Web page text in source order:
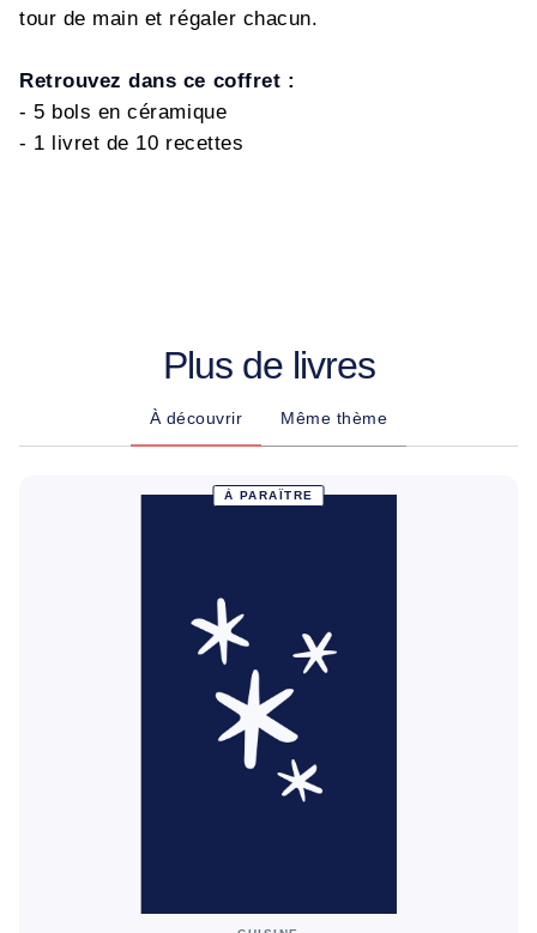
tour de main et régaler chacun.
Retrouvez dans ce coffret :
- 5 bols en céramique
- 1 livret de 10 recettes
Plus de livres
À découvrir Même thème
À PARAÎTRE